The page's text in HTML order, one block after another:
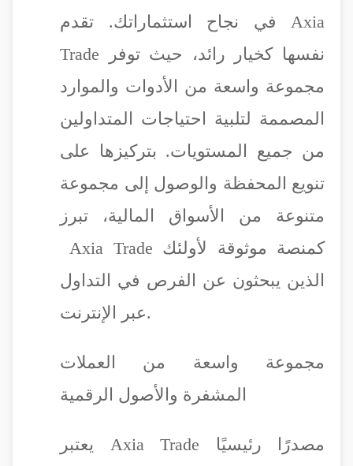
في نجاح استثماراتك. تقدم Axia
Trade نفسها كخيار رائد، حيث توفر
مجموعة واسعة من الأدوات والموارد
المصممة لتلبية احتياجات المتداولين
من جميع المستويات. بتركيزها على
تنويع المحفظة والوصول إلى مجموعة
متنوعة من الأسواق المالية، تبرز
Axia Trade كمنصة موثوقة لأولئك
الذين يبحثون عن الفرص في التداول
عبر الإنترنت.
مجموعة واسعة من العملات
المشفرة والأصول الرقمية
يعتبر Axia Trade مصدرًا رئيسيًا